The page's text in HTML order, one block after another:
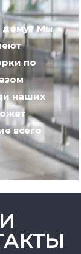
дому? Мы
по
наших
всего